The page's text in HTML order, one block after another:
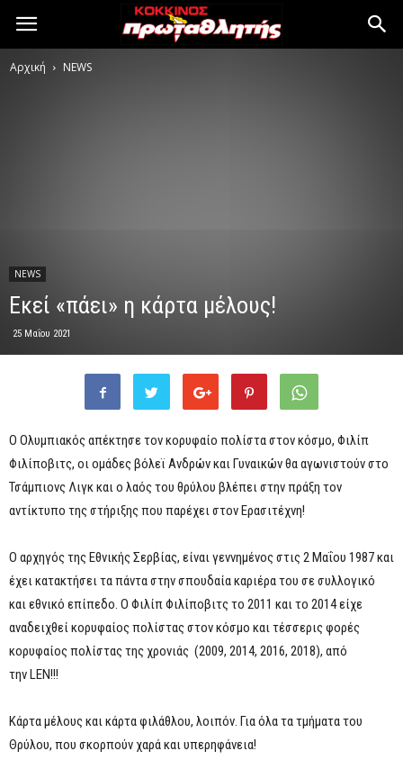
Αρχική NEWS
NEWS
Εκεί «πάει» η κάρτα μέλους!
25 Μαΐου 2021
Ο Ολυμπιακός απέκτησε τον κορυφαίο πολίστα στον κόσμο, Φιλίπ
Φιλίποβιτς, οι ομάδες βόλεϊ Ανδρών και Γυναικών θα αγωνιστούν στο
Τσάμπιονς Λιγκ και ο λαός του θρύλου βλέπει στην πράξη τον
αντίκτυπο της στήριξης που παρέχει στον Ερασιτέχνη!
Ο αρχηγός της Εθνικής Σερβίας, είναι γεννημένος στις 2 Μαΐου 1987 και
έχει κατακτήσει τα πάντα στην σπουδαία καριέρα του σε συλλογικό
και εθνικό επίπεδο. Ο Φιλίπ Φιλίποβιτς το 2011 και το 2014 είχε
αναδειχθεί κορυφαίος πολίστας στον κόσμο και τέσσερις φορές
κορυφαίος πολίστας της χρονιάς (2009, 2014, 2016, 2018), από
τηνLEN!!!
Κάρτα μέλους και κάρτα φιλάθλου, λοιπόν. Για όλα τα τμήματα του
Θρύλου, που σκορπούν χαρά και υπερηφάνεια!